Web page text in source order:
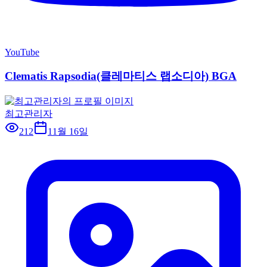
YouTube
Clematis Rapsodia(클레마티스 랩소디아) BGA
최고관리자
212
11월 16일